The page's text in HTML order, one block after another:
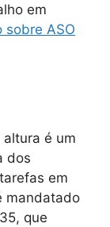
em
sobre ASO
é um
dos
em
mandatado
que